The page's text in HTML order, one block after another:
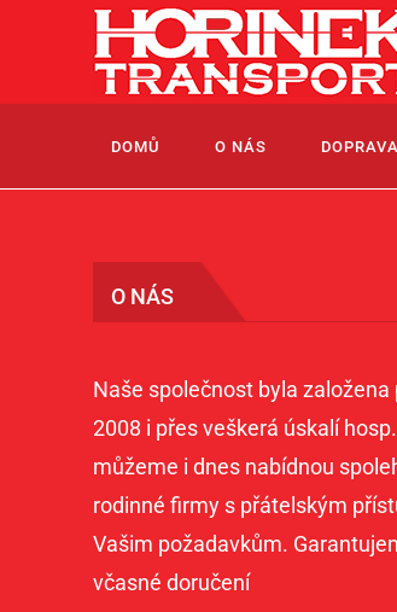
DOMŮ O NÁS DOPRAVA
O NÁS
Naše společnost byla
2008 i přes veškerá úskalí
můžeme i dnes nabídnou
rodinné firmy s přátelským
Vašim požadavkům.
včasné doručení